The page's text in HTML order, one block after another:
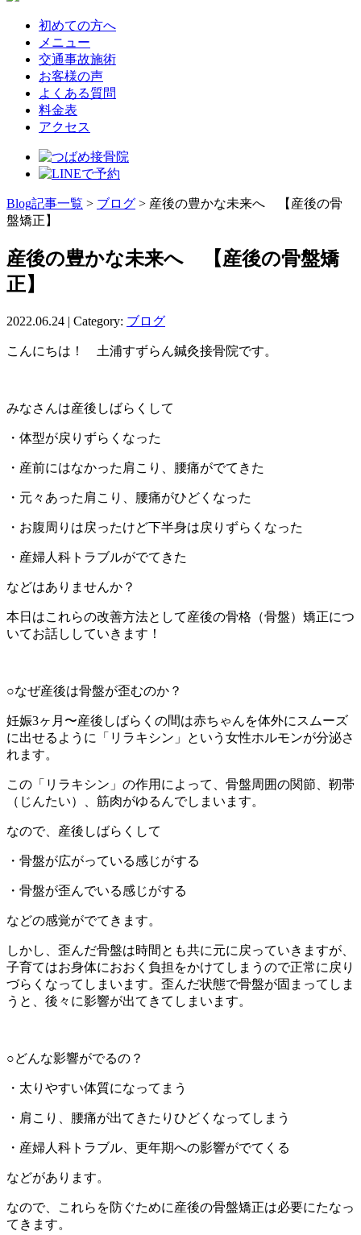
初めての方へ
メニュー
交通事故施術
お客様の声
よくある質問
料金表
アクセス
Blog記事一覧 > ブログ > 産後の豊かな未来へ 【産後の骨
盤矯正】
産後の豊かな未来へ 【産後の骨盤矯
正】
2022.06.24 | Category: ブログ
こんにちは！ 土浦すずらん鍼灸接骨院です。
みなさんは産後しばらくして
・体型が戻りずらくなった
・産前にはなかった肩こり、腰痛がでてきた
・元々あった肩こり、腰痛がひどくなった
・お腹周りは戻ったけど下半身は戻りずらくなった
・産婦人科トラブルがでてきた
などはありませんか？
本日はこれらの改善方法として産後の骨格（骨盤）矯正につ
いてお話ししていきます！
○なぜ産後は骨盤が歪むのか？
妊娠3ヶ月〜産後しばらくの間は赤ちゃんを体外にスムーズ
に出せるように「リラキシン」という女性ホルモンが分泌さ
れます。
この「リラキシン」の作用によって、骨盤周囲の関節、靭帯
（じんたい）、筋肉がゆるんでしまいます。
なので、産後しばらくして
・骨盤が広がっている感じがする
・骨盤が歪んでいる感じがする
などの感覚がでてきます。
しかし、歪んだ骨盤は時間とも共に元に戻っていきますが、
子育てはお身体におおく負担をかけてしまうので正常に戻り
づらくなってしまいます。歪んだ状態で骨盤が固まってしま
うと、後々に影響が出てきてしまいます。
○どんな影響がでるの？
・太りやすい体質になってまう
・肩こり、腰痛が出てきたりひどくなってしまう
・産婦人科トラブル、更年期への影響がでてくる
などがあります。
なので、これらを防ぐために産後の骨盤矯正は必要にたなっ
てきます。